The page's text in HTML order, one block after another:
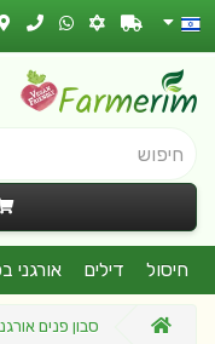
חיפוש
חיסול דילים אורגני
סבון פנים